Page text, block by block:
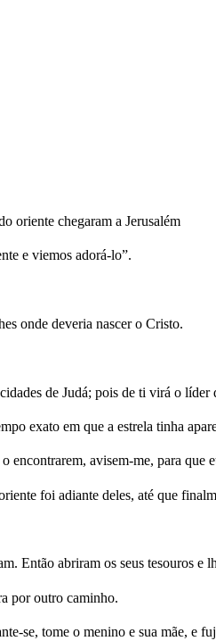
oriente chegaram a Jerusalém
e viemos adorá-lo”.
onde deveria nascer o Cristo.
de Judá; pois de ti virá o
exato em que a estrela tinha
avisem-me, para que
foi adiante deles, até que
Então abriram os seus tesouros e
por outro caminho.
se, tome o menino e sua mãe,